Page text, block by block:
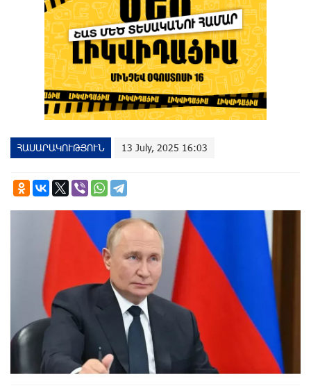
ՀԱՍԱՐԱԿՈՒԹՅՈՒՆ 13 July, 2025 16:03